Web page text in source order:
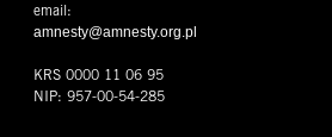
email:
amnesty@amnesty.org.pl
KRS 0000 11 06 95
NIP: 957-00-54-285